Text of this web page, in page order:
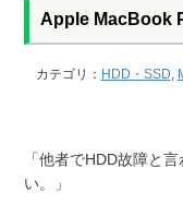
Apple MacBook
カテゴリ： HDD・SSD,
「他者でHDD故障と
い。」